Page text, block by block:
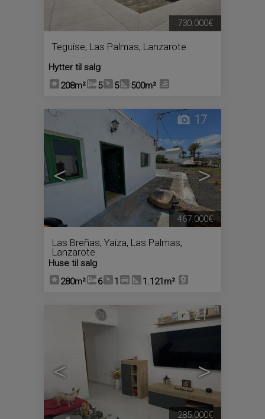
Teguise, Las Palmas, Lanzarote
Hytter til salg
208m²
5 5 500m²
730.000€
< >
17
Las Breñas, Yaiza, Las Palmas,
Lanzarote
Huse til salg
280m²
6 1 1.121m²
467.000€
< >
21
285.000€